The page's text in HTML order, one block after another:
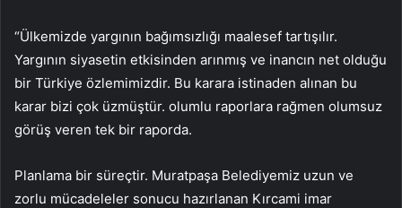
“Ülkemizde yargının bağımsızlığı maalesef tartışılır.
Yargının siyasetin etkisinden arınmış ve inancın net olduğu
bir Türkiye özlemimizdir. Bu karara istinaden alınan bu
karar bizi çok üzmüştür. olumlu raporlara rağmen olumsuz
görüş veren tek bir raporda.
Planlama bir süreçtir. Muratpaşa Belediyemiz uzun ve
zorlu mücadeleler sonucu hazırlanan Kırcami imar